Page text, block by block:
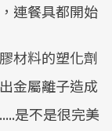
連餐具都開始
材料的塑化劑
金屬離子造成
是不是很完美